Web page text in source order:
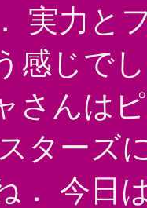
実力と
感じで
さんは
ターズ
． 今日